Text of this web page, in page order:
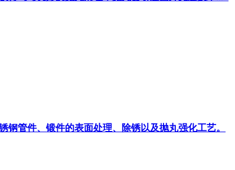
管件、锻件的表面处理、除锈以及抛丸强化工艺。